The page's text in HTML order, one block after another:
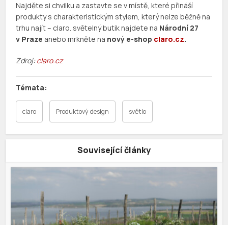
Najděte si chvilku a zastavte se v místě, které přináší
produkty s charakteristickým stylem, který nelze běžně na
trhu najít – claro. světelný butik najdete na Národní 27
v Praze anebo mrkněte na nový e-shop claro.cz.
Zdroj:claro.cz
claro Produktový design světlo
Související články